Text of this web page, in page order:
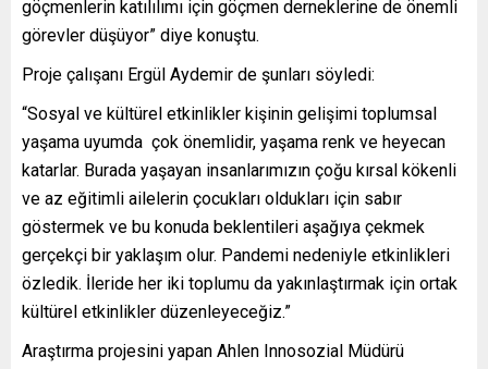
göçmenlerin katılılımı için göçmen derneklerine de önemli
görevler düşüyor” diye konuştu.
Proje çalışanı Ergül Aydemir de şunları söyledi:
“Sosyal ve kültürel etkinlikler kişinin gelişimi toplumsal
yaşama uyumda çok önemlidir, yaşama renk ve heyecan
katarlar. Burada yaşayan insanlarımızın çoğu kırsal kökenli
ve az eğitimli ailelerin çocukları oldukları için sabır
göstermek ve bu konuda beklentileri aşağıya çekmek
gerçekçi bir yaklaşım olur. Pandemi nedeniyle etkinlikleri
özledik. İleride her iki toplumu da yakınlaştırmak için ortak
kültürel etkinlikler düzenleyeceğiz.”
Araştırma projesini yapan Ahlen Innosozial Müdürü